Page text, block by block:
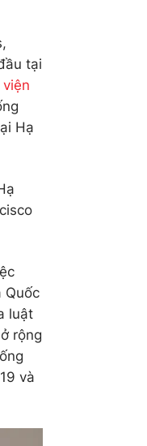
tại
Hạ
Quốc
luật
rộng
và